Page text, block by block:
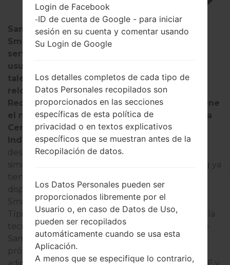
Samsung anunció el lanzamiento de
SmartThings Find en octubre de 2020. El
servicio fue diseñado para facilitar a los
usuarios la búsqueda de dispositivos Galaxy,
tales como teléfonos inteligentes, tabletas,
relojes inteligentes e incluso auriculares.
Recientemente, un nuevo dispositivo que tiene
el número de modelo EI-T5300 ha obtenido la
Certificación de Telecomunicaciones de
Indonesia.Parece que la compañía ahora está
desarrollando su propio rastreador de objetos
similar a Tile llamado Galaxy Smart Tag. Samsung ya
tiene experiencia en la producción de tales
dispositivos. En 2018, la compañía lanzó
SmartThings Tracker con conectividad LTE.
Típicamente, los rastreadores de objetos utilizan la
tecnología Bluetooth para localizar objetos, pero
Samsung también podría proporcionar a su
próximo rastreador funciones de conectividad
Login de Facebook
-ID de cuenta de Google - para iniciar
sesión en su cuenta y comentar usando
Su Login de Google
Los detalles completos de cada tipo de
Datos Personales recopilados son
proporcionados en las secciones
específicas de esta política de
privacidad o en textos explicativos
específicos que se muestran antes de la
Recopilación de datos.
Los Datos Personales pueden ser
proporcionados libremente por el
Usuario o, en caso de Datos de Uso,
pueden ser recopilados
automáticamente cuando se usa esta
Aplicación.
A menos que se especifique lo contrario,